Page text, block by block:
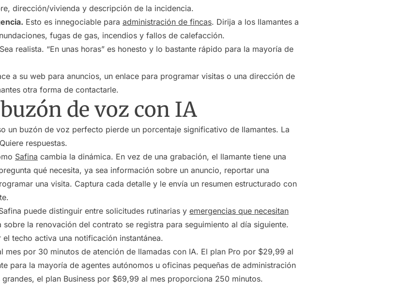
dirección/vivienda y descripción de la incidencia.
Esto es innegociable para administración de fincas. Dirija a los llamantes a
fugas de gas, incendios y fallos de calefacción.
Sea realista. “En unas horas” es honesto y lo bastante rápido para la mayoría de
a su web para anuncios, un enlace para programar visitas o una dirección de
otra forma de contactarle.
de voz con IA
un buzón de voz perfecto pierde un porcentaje significativo de llamantes. La
respuestas.
Safina cambia la dinámica. En vez de una grabación, el llamante tiene una
qué necesita, ya sea información sobre un anuncio, reportar una
una visita. Captura cada detalle y le envía un resumen estructurado con
puede distinguir entre solicitudes rutinarias y emergencias que necesitan
sobre la renovación del contrato se registra para seguimiento al día siguiente.
techo activa una notificación instantánea.
mes por 30 minutos de atención de llamadas con IA. El plan Pro por $29,99 al
para la mayoría de agentes autónomos u oficinas pequeñas de administración
el plan Business por $69,99 al mes proporciona 250 minutos.